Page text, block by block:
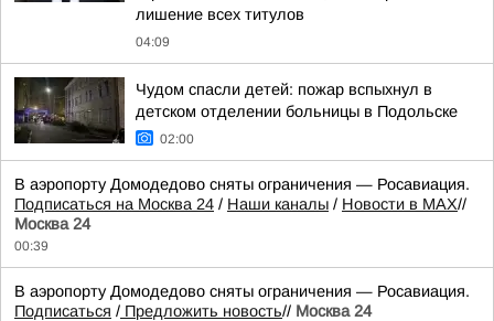
лишение всех титулов
04:09
Чудом спасли детей: пожар вспыхнул в
детском отделении больницы в Подольске
02:00
В аэропорту Домодедово сняты ограничения — Росавиация.
Подписаться на Москва 24 / Наши каналы / Новости в MAX//
Москва 24
00:39
В аэропорту Домодедово сняты ограничения — Росавиация.
Подписаться / Предложить новость// Москва 24